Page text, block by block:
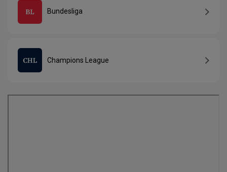
Bundesliga
Champions League